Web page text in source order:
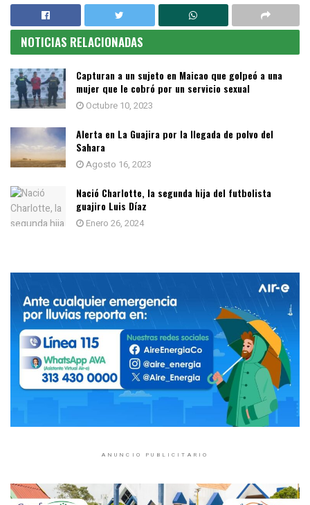
NOTICIAS RELACIONADAS
Capturan a un sujeto en Maicao que golpeó a una
mujer que le cobró por un servicio sexual
Octubre 10, 2023
Alerta en La Guajira por la llegada de polvo del
Sahara
Agosto 16, 2023
Nació Charlotte, la segunda hija del futbolista
guajiro Luis Díaz
Enero 26, 2024
ANUNCIO PUBLICITARIO